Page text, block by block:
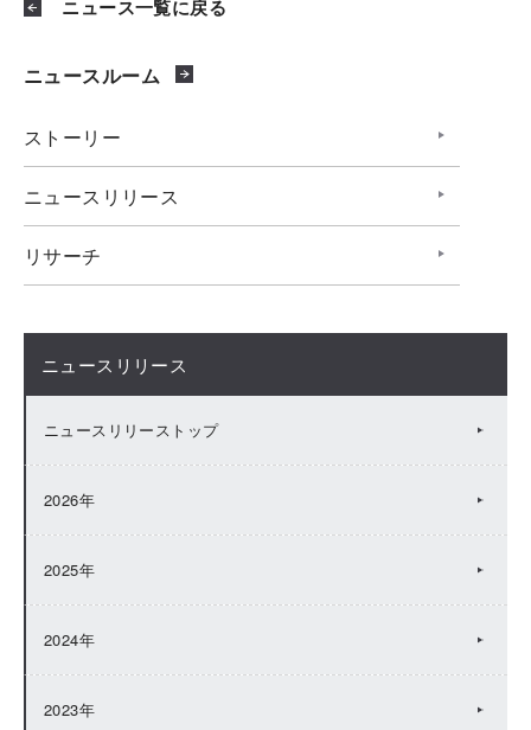
ニュース一覧に戻る
ニュースルーム
ストーリー
ニュースリリース
リサーチ
ニュースリリース
ニュースリリーストップ
2026年
2025年
2024年
2023年